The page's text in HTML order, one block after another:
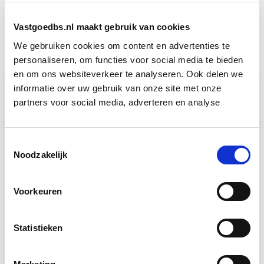
Vastgoedbs.nl maakt gebruik van cookies
We gebruiken cookies om content en advertenties te
personaliseren, om functies voor social media te bieden
en om ons websiteverkeer te analyseren. Ook delen we
informatie over uw gebruik van onze site met onze
partners voor social media, adverteren en analyse
Noodzakelijk
Voorkeuren
Statistieken
Circulaire Economie
10 jun
Circulair Bouwen
2050 wil de Nederlandse overheid dat de
bouweconomie volledig circulair is. Dit betekent